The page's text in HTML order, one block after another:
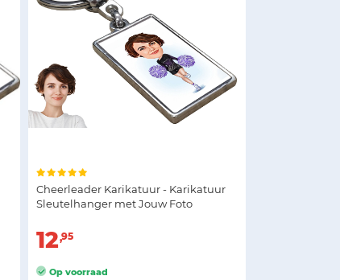
Cheerleader Karikatuur - Karikatuur
Sleutelhanger met Jouw Foto
12 95
Op voorraad